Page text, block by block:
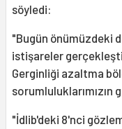
söyledi:
"Bugün önümüzdeki
istişareler
Gerginliği azaltma
"İdlib'deki 8'nci